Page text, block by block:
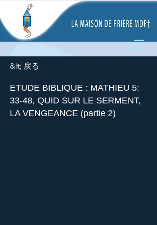
&lt; 戻る
ETUDE BIBLIQUE : MATHIEU 5:
33-48, QUID SUR LE SERMENT,
LA VENGEANCE (partie 2)